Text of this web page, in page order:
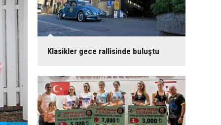
Klasikler gece rallisinde buluştu